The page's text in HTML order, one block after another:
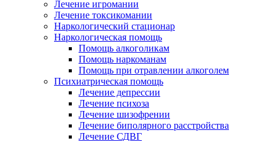
Лечение игромании
Лечение токсикомании
Наркологический стационар
Наркологическая помощь
Помощь алкоголикам
Помощь наркоманам
Помощь при отравлении алкоголем
Психиатрическая помощь
Лечение депрессии
Лечение психоза
Лечение шизофрении
Лечение биполярного расстройства
Лечение СДВГ